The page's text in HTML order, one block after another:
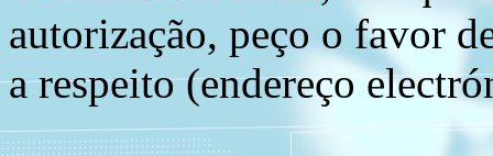
autorização, peço o favor
a respeito (endereço